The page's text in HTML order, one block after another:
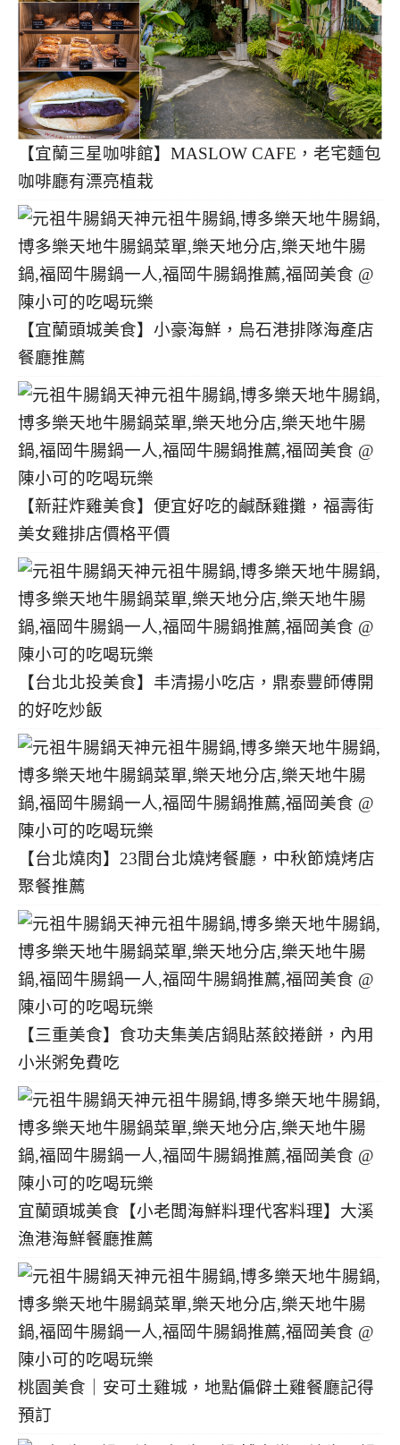
【宜蘭三星咖啡館】MASLOW CAFE，老宅麵包
咖啡廳有漂亮植栽
【宜蘭頭城美食】小豪海鮮，烏石港排隊海產店
餐廳推薦
【新莊炸雞美食】便宜好吃的鹹酥雞攤，福壽街
美女雞排店價格平價
【台北北投美食】丰清揚小吃店，鼎泰豐師傅開
的好吃炒飯
【台北燒肉】23間台北燒烤餐廳，中秋節燒烤店
聚餐推薦
【三重美食】食功夫集美店鍋貼蒸餃捲餅，內用
小米粥免費吃
宜蘭頭城美食【小老闆海鮮料理代客料理】大溪
漁港海鮮餐廳推薦
桃園美食｜安可土雞城，地點偏僻土雞餐廳記得
預訂